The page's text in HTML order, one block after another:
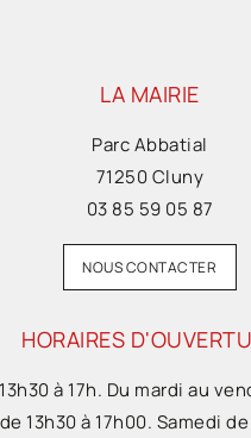
LA MAIRIE
Parc Abbatial
71250 Cluny
03 85 59 05 87
NOUS CONTACTER
HORAIRES
à 17h. Du mardi au
13h30 à 17h00. Samedi